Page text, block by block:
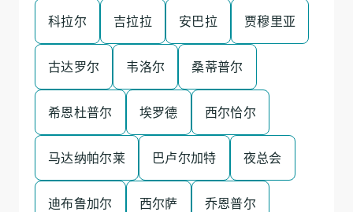
科拉尔 吉拉拉 安巴拉 贾穆里亚
古达罗尔 韦洛尔 桑蒂普尔
希恩杜普尔 埃罗德 西尔恰尔
马达纳帕尔莱 巴卢尔加特 夜总会
迪布鲁加尔 西尔萨 乔恩普尔